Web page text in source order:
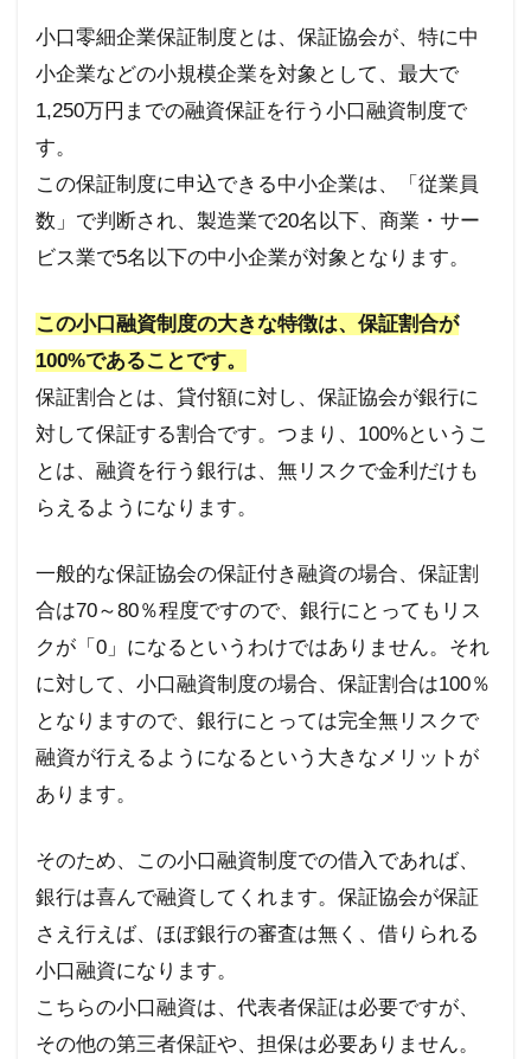
7
まと
め
小口零細企業保証制度とは、保証協会が、特に中
小企業などの小規模企業を対象として、最大で
1,250万円までの融資保証を行う小口融資制度で
す。
この保証制度に申込できる中小企業は、「従業員
数」で判断され、製造業で20名以下、商業・サー
ビス業で5名以下の中小企業が対象となります。
この小口融資制度の大きな特徴は、保証割合が
100%であることです。
保証割合とは、貸付額に対し、保証協会が銀行に
対して保証する割合です。つまり、 100%というこ
とは、融資を行う銀行は、無リスクで金利だけも
らえるようになります。
一般的な保証協会の保証付き融資の場合、保証割
合は70～80％程度ですので、銀行にとってもリス
クが「0」になるというわけではありません。それ
に対して、小口融資制度の場合、保証割合は100％
となりますので、銀行にとっては完全無リスクで
融資が行えるようになるという大きなメリットが
あります。
そのため、この小口融資制度での借入であれば、
銀行は喜んで融資してくれます。 保証協会が保証
さえ行えば、ほぼ銀行の審査は無く、借りられる
小口融資になります。
こちらの小口融資は、代表者保証は必要ですが、
その他の第三者保証や、担保は必要ありません。